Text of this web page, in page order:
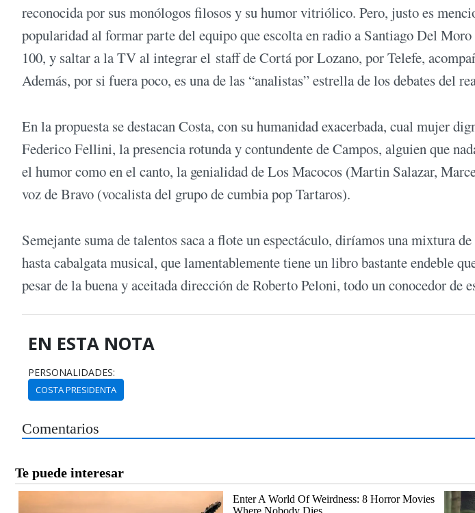
reconocida por sus monólogos filosos y su humor vitriólico. Pero, justo es
popularidad al formar parte del equipo que escolta en radio a Santiago Del
100, y saltar a la TV al integrar el staff de Cortá por Lozano, por Telefe,
Además, por si fuera poco, es una de las “analistas” estrella de los debates del
En la propuesta se destacan Costa, con su humanidad exacerbada, cual mujer
Federico Fellini, la presencia rotunda y contundente de Campos, alguien que
el humor como en el canto, la genialidad de Los Macocos (Martin Salazar,
voz de Bravo (vocalista del grupo de cumbia pop Tartaros).
Semejante suma de talentos saca a flote un espectáculo, diríamos una mixtura
hasta cabalgata musical, que lamentablemente tiene un libro bastante endeble
pesar de la buena y aceitada dirección de Roberto Peloni, todo un conocedor de
EN ESTA NOTA
PERSONALIDADES:
COSTA PRESIDENTA
Comentarios